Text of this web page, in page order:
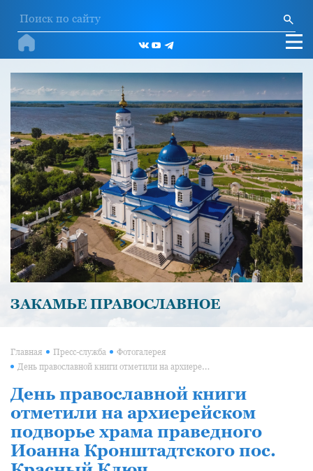
ЗАКАМЬЕ ПРАВОСЛАВНОЕ
Главная Пресс-служба Фотогалерея
День православной книги отметили на архиерейском подворье храма праведного Иоанна Кронштадтского пос. Красный Ключ
День православной книги
отметили на архиерейском
подворье храма праведного
Иоанна Кронштадтского пос.